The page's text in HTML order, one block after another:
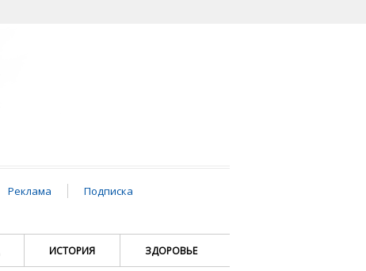
Реклама
Подписка
ИСТОРИЯ ЗДОРОВЬЕ